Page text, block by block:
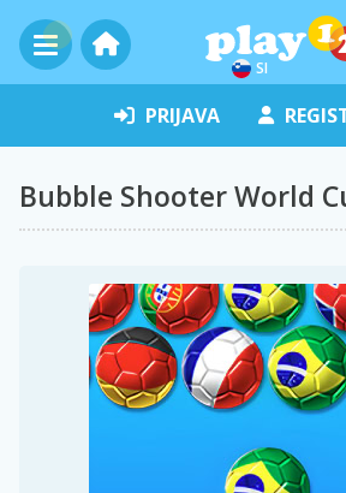
SI
PRIJAVA
Bubble Shooter World